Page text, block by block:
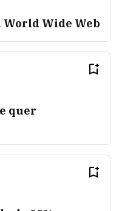
Wide Web
quer